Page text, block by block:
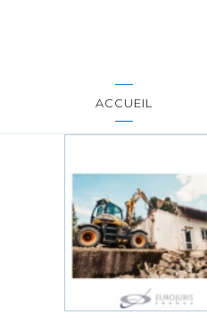
ACCUEIL